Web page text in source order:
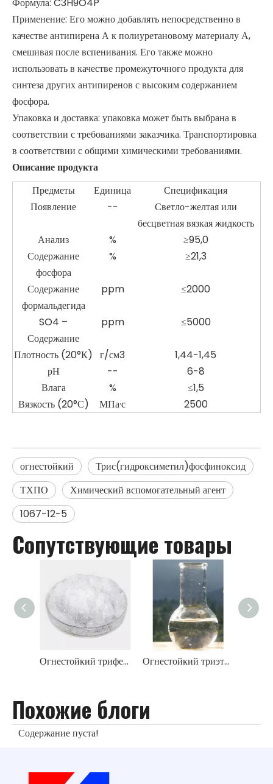
Формула: C3H9O4P
Применение: Его можно добавлять непосредственно в
качестве антипирена А к полиуретановому материалу А,
смешивая после вспенивания. Его также можно
использовать в качестве промежуточного продукта для
синтеза других антипиренов с высоким содержанием
фосфора.
Упаковка и доставка: упаковка может быть выбрана в
соответствии с требованиями заказчика. Транспортировка
в соответствии с общими химическими требованиями.
Описание продукта
Предметы
Единица
Спецификация
Появление
--
Светло-желтая или
бесцветная вязкая жидкость
Анализ
%
≥95,0
Содержание
фосфора
% ≥21,3
Содержание
формальдегида
ppm ≤2000
SO4 –
Содержание
ppm ≤5000
Плотность (20°К) г/см3
1,44-1,45
рН
--
6-8
Влага
%
≤1,5
Вязкость (20°С)
МПа·с 2500
огнестойкий
Трис(гидроксиметил)фосфиноксид
ТХПО
Химический вспомогательный агент
1067-12-5
Сопутствующие товары
Огнестойкий трифенилфосфат TPP Огнестойкий триэтилфосфат ТЭП
Похожие блоги
Содержание пуста!